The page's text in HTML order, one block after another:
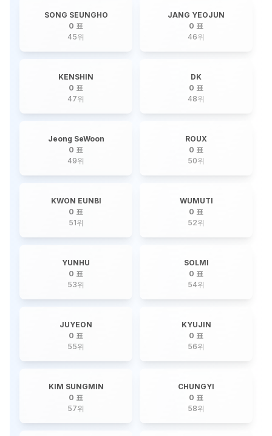
SONG SEUNGHO
0 표
45위
JANG YEOJUN
0 표
46위
KENSHIN
0 표
47위
DK
0 표
48위
Jeong SeWoon
0 표
49위
ROUX
0 표
50위
KWON EUNBI
0 표
51위
WUMUTI
0 표
52위
YUNHU
0 표
53위
SOLMI
0 표
54위
JUYEON
0 표
55위
KYUJIN
0 표
56위
KIM SUNGMIN
0 표
57위
CHUNGYI
0 표
58위